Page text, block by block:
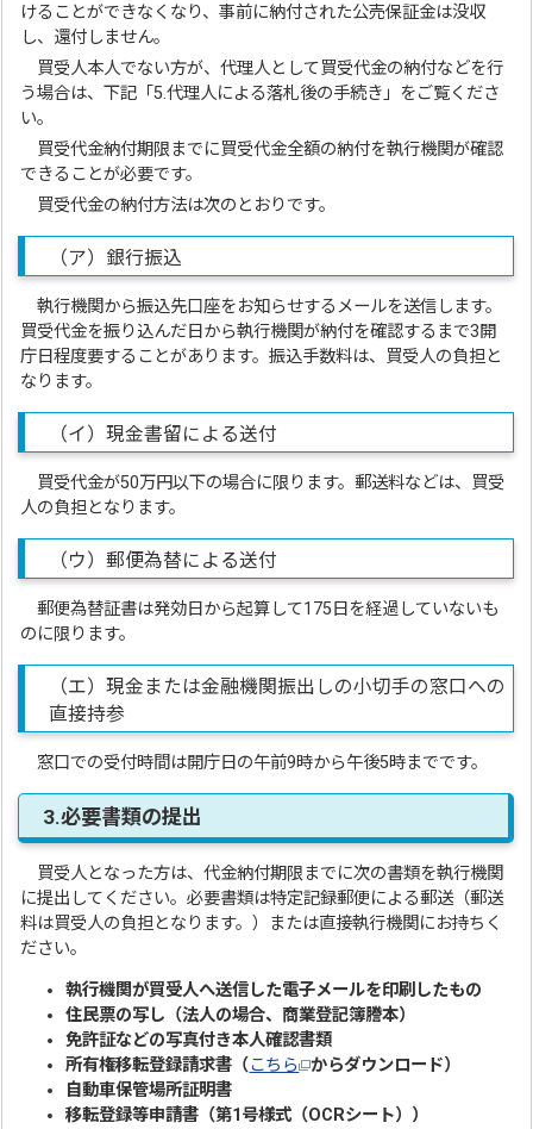
けることができなくなり、事前に納付された公売保証金は没収
し、還付しません。
買受人本人でない方が、代理人として買受代金の納付などを行
う場合は、下記「5.代理人による落札後の手続き」をご覧くださ
い。
買受代金納付期限までに買受代金全額の納付を執行機関が確認
できることが必要です。
買受代金の納付方法は次のとおりです。
（ア）銀行振込
執行機関から振込先口座をお知らせするメールを送信します。
買受代金を振り込んだ日から執行機関が納付を確認するまで3開
庁日程度要することがあります。振込手数料は、買受人の負担と
なります。
（イ）現金書留による送付
買受代金が50万円以下の場合に限ります。郵送料などは、買受
人の負担となります。
（ウ）郵便為替による送付
郵便為替証書は発効日から起算して175日を経過していないも
のに限ります。
（エ）現金または金融機関振出しの小切手の窓口への
直接持参
窓口での受付時間は開庁日の午前9時から午後5時までです。
3.必要書類の提出
買受人となった方は、代金納付期限までに次の書類を執行機関
に提出してください。必要書類は特定記録郵便による郵送（郵送
料は買受人の負担となります。）または直接執行機関にお持ちく
ださい。
執行機関が買受人へ送信した電子メールを印刷したもの
住民票の写し（法人の場合、商業登記簿謄本）
免許証などの写真付き本人確認書類
所有権移転登録請求書（こちら からダウンロード）
自動車保管場所証明書
移転登録等申請書（第1号様式（OCRシート））